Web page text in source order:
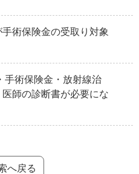
手術保険金の受取り対象
手術保険金・放射線治
師の診断書が必要にな
へ戻る